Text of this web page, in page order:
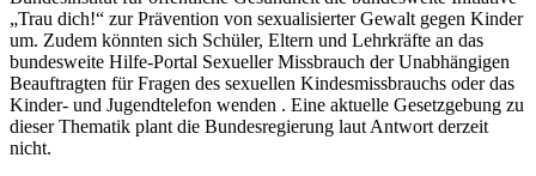
„Trau dich!“ zur Prävention von sexualisierter Gewalt gegen Kinder
um. Zudem könnten sich Schüler, Eltern und Lehrkräfte an das
bundesweite Hilfe-Portal Sexueller Missbrauch der Unabhängigen
Beauftragten für Fragen des sexuellen Kindesmissbrauchs oder das
Kinder- und Jugendtelefon wenden . Eine aktuelle Gesetzgebung zu
dieser Thematik plant die Bundesregierung laut Antwort derzeit
nicht.